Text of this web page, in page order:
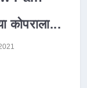
कोपराला...